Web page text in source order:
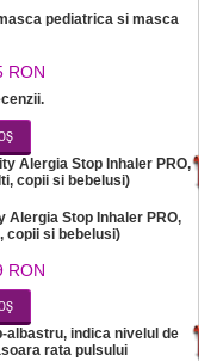
pediatrica si masca
RON
Stop Inhaler PRO,
copii si bebelusi)
RON